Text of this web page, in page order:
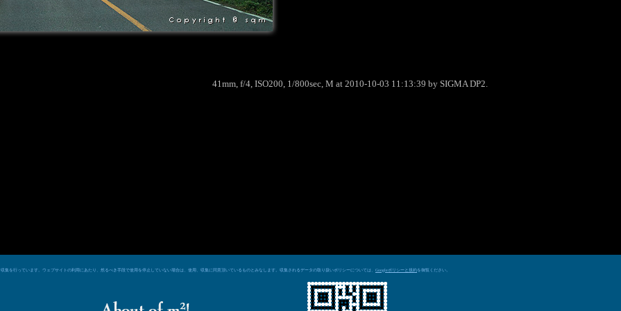
41mm, f/4, ISO200, 1/800sec, M at 2010-10-03 11:13:39 by SIGMA DP2.
集を行っています。ウェブサイトの利用にあたり、然るべき手段で使用を停止していない場合は、使用、収集に同意頂いているものとみなします。収集されるデータの取り扱いポリシーについては、 Googleポリシーと規約を御覧ください。